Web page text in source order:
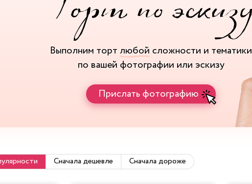
Выполним торт любой сложности и тематики
по вашей фотографии или эскизу
Прислать фотографию
Сначала дешевле Сначала дороже